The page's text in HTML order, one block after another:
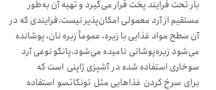
بار تحت فرایند پخت قرار می‌گیرد و تهیه آن به‌طور
مستقیم از آرد معمولی امکان‌پذیر نیست.فرایندی که در
آن سطح مواد غذایی با زبره، عموماً زبره نان، پوشانده
می‌شود زبره‌پوشانی نامیده می‌شود.پانکو نوعی آرد
سوخاری استفاده شده در آشپزی ژاپنی است که
برای سرخ کردن غذاهایی مثل تونکاتسو استفاده